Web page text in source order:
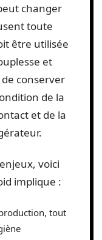
changer
toute
être utilisée
et
conserver
de la
et de la
voici
implique :
tout